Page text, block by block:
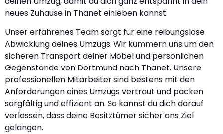
neues Zuhause in Thanet einleben kannst.
Unser erfahrenes Team sorgt für eine reibungslose
Abwicklung deines Umzugs. Wir kümmern uns um den
sicheren Transport deiner Möbel und persönlichen
Gegenstände von Dortmund nach Thanet. Unsere
professionellen Mitarbeiter sind bestens mit den
Anforderungen eines Umzugs vertraut und packen
sorgfältig und effizient an. So kannst du dich darauf
verlassen, dass deine Besitztümer sicher ans Ziel
gelangen.